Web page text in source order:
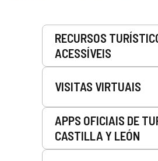
RECURSOS
ACESSÍVEIS
VISITAS VIRTUAIS
APPS OFICIAIS DE
CASTILLA Y LEÓN